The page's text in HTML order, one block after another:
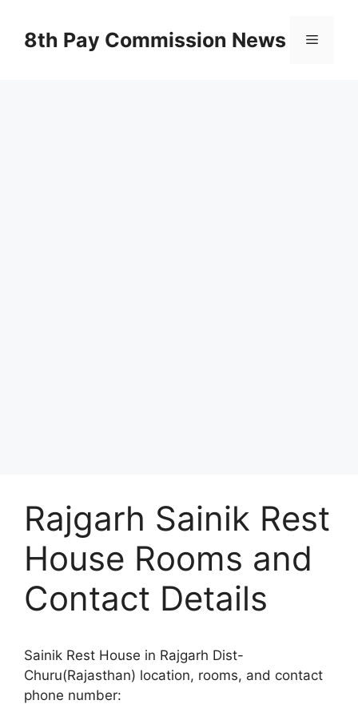
content8th Pay Commission News Menu
Rajgarh Sainik Rest
House Rooms and
Contact Details
Sainik Rest House in Rajgarh Dist-
Churu(Rajasthan) location, rooms, and contact
phone number: